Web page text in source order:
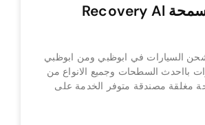
ريكفري السمحة Recovery Al
السيارات في ابوظبي ومن ابوظبي
بااحدث السطحات وجميع الانواع من
مغلقة مصندقة متوفر الخدمة على